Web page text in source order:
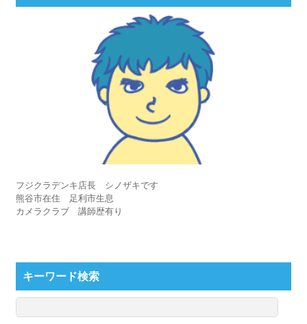
フジクラデンキ店長 シノザキです
熊谷市在住 足利市生息
カメラクラブ 講師歴有り
キーワード検索